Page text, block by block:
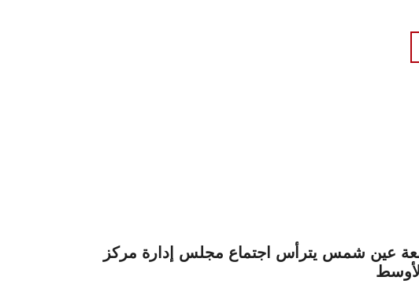
عين شمس يترأس اجتماع مجلس إدارة مركز